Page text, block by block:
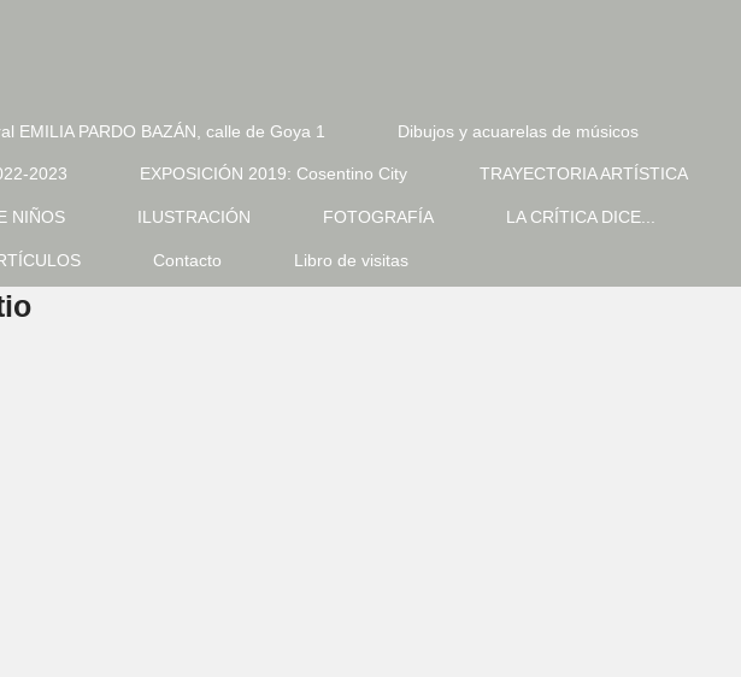
EMILIA PARDO BAZÁN, calle de Goya 1 Dibujos y acuarelas de músicos
2023 EXPOSICIÓN 2019: Cosentino City TRAYECTORIA ARTÍSTICA
NIÑOS ILUSTRACIÓN FOTOGRAFÍA LA CRÍTICA DICE...
Contacto Libro de visitas